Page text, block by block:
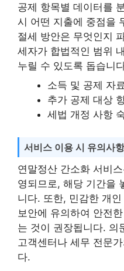
공제 항목별 데이터를
시 어떤 지출에 중점을
절세 방안은 무엇인지
세자가 합법적인 범위
누릴 수 있도록 돕습니
소득 및 공제 자
추가 공제 대상
세법 개정 사항
서비스 이용 시 유의사항
연말정산 간소화 서비
영되므로, 해당 기간을
니다. 또한, 민감한 개
보안에 유의하여 안전
는 것이 권장됩니다. 의
고객센터나 세무 전문
다.